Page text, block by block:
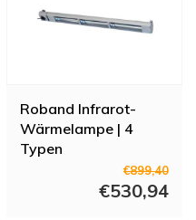
Roband Infrarot-
Wärmelampe | 4
Typen
€899,40
€530,94